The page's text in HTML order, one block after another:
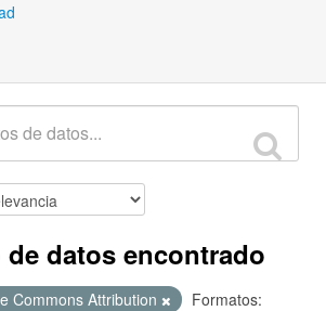
datos encontrado
Commons Attribution
Formatos: